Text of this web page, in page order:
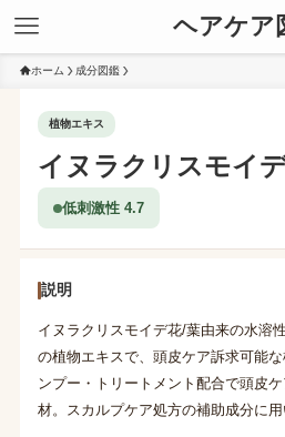
ヘアケア
ホーム 成分図鑑
植物エキス
イヌラクリスモイ
低刺激性 4.7
説明
イヌラクリスモイデ花/葉由来の水溶
の植物エキスで、頭皮ケア訴求可能
ンプー・トリートメント配合で頭皮
材。スカルプケア処方の補助成分に用